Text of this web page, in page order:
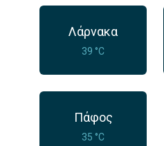
Λάρνακα
39 °C
Πάφος
35 °C